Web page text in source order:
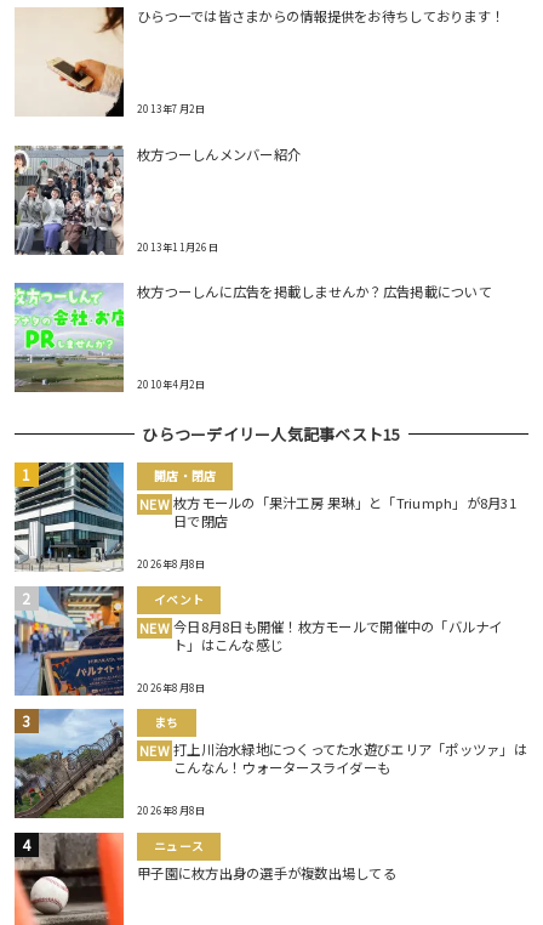
ひらつーでは皆さまからの情報提供をお待ちしております！
2013年7月2日
枚方つーしんメンバー紹介
2013年11月26日
枚方つーしんに広告を掲載しませんか？広告掲載について
2010年4月2日
ひらつーデイリー人気記事ベスト15
開店・閉店
NEW 枚方モールの「果汁工房 果琳」と「Triumph」が8月31
日で閉店
2026年8月8日
イベント
NEW 今日8月8日も開催！枚方モールで開催中の「バルナイ
ト」はこんな感じ
2026年8月8日
まち
NEW 打上川治水緑地につくってた水遊びエリア「ポッツァ」は
こんなん！ウォータースライダーも
2026年8月8日
ニュース
甲子園に枚方出身の選手が複数出場してる